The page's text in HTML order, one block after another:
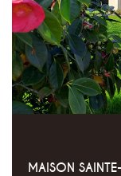
MAISON